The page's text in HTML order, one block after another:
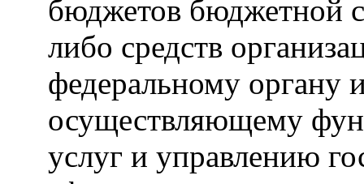
бюджетов бюджетной
либо средств
федеральному органу
осуществляющему
услуг и управлению